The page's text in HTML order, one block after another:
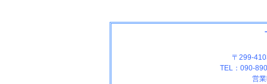
〒299-
TEL：090-
営